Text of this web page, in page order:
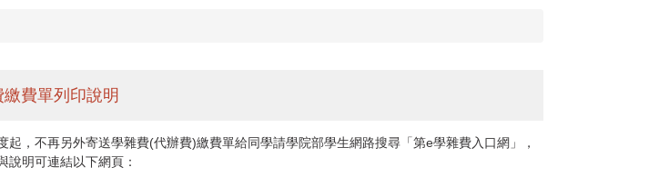
費單列印說明
，不再另外寄送學雜費(代辦費)繳費單給同學請學院部學生網路搜尋「第e學雜費入口網」，
明可連結以下網頁：